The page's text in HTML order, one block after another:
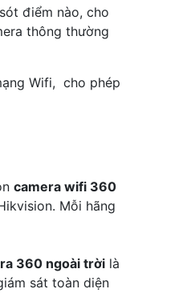
điểm nào, cho
thông thường
Wifi, cho phép
camera wifi 360
Mỗi hãng
360 ngoài trời là
sát toàn diện